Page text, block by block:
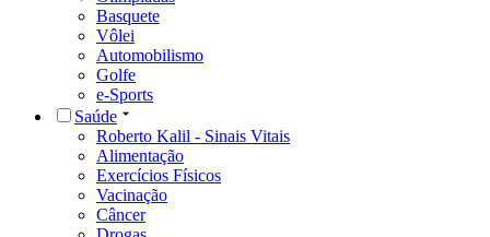
Basquete
Vôlei
Automobilismo
Golfe
e-Sports
Saúde
Roberto Kalil - Sinais Vitais
Alimentação
Exercícios Físicos
Vacinação
Câncer